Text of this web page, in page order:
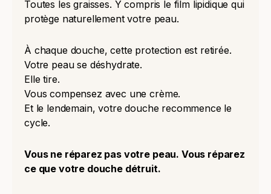
Toutes les graisses. Y compris le film lipidique qui
protège naturellement votre peau.
À chaque douche, cette protection est retirée.
Votre peau se déshydrate.
Elle tire.
Vous compensez avec une crème.
Et le lendemain, votre douche recommence le
cycle.
Vous ne réparez pas votre peau. Vous réparez
ce que votre douche détruit.